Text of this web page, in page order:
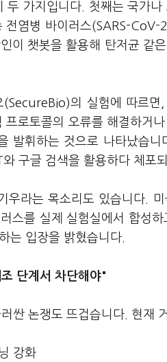
두 가지입니다. 첫째는 국가
전염병 바이러스(SARS-
이 챗봇을 활용해 탄저균 같
의 실험에 따르
로토콜의 오류를 해결하거
발휘하는 것으로 나타났습
구글 검색을 활용하다 체포
우라는 목소리도 있습니다.
스를 실제 실험실에서 합성
는 입장을 밝혔습니다.
단계서 차단해야"
싼 논쟁도 뜨겁습니다. 현재
강화